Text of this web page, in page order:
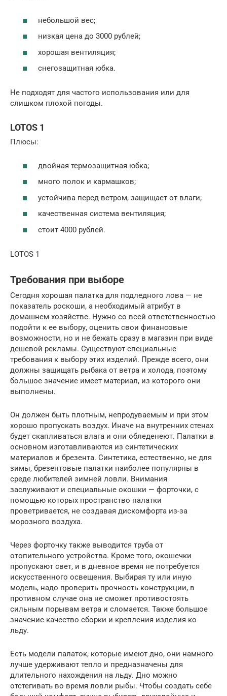
небольшой вес;
низкая цена до 3000 рублей;
хорошая вентиляция;
снегозащитная юбка.
Не подходят для частого использования или для
слишком плохой погоды.
LOTOS 1
Плюсы:
двойная термозащитная юбка;
много полок и кармашков;
устойчива перед ветром, защищает от влаги;
качественная система вентиляция;
стоит 4000 рублей.
LOTOS 1
Требования при выборе
Сегодня хорошая палатка для подледного лова — не
показатель роскоши, а необходимый атрибут в
домашнем хозяйстве. Нужно со всей ответственностью
подойти к ее выбору, оценить свои финансовые
возможности, но и не бежать сразу в магазин при виде
дешевой рекламы. Существуют специальные
требования к выбору этих изделий. Прежде всего, они
должны защищать рыбака от ветра и холода, поэтому
большое значение имеет материал, из которого они
выполнены.
Он должен быть плотным, непродуваемым и при этом
хорошо пропускать воздух. Иначе на внутренних стенах
будет скапливаться влага и они обледенеют. Палатки в
основном изготавливаются из синтетических
материалов и брезента. Синтетика, естественно, не для
зимы, брезентовые палатки наиболее популярны в
среде любителей зимней ловли. Внимания
заслуживают и специальные окошки — форточки, с
помощью которых пространство палатки
проветривается, не создавая дискомфорта из-за
морозного воздуха.
Через форточку также выводится труба от
отопительного устройства. Кроме того, окошечки
пропускают свет, и в дневное время не потребуется
искусственного освещения. Выбирая ту или иную
модель, надо проверить прочность конструкции, в
противном случае она не сможет противостоять
сильным порывам ветра и сломается. Также большое
значение качество сборки и крепления изделия ко
льду.
Есть модели палаток, которые имеют дно, они намного
лучше удерживают тепло и предназначены для
длительного нахождения на льду. Дно можно
отстегивать во время ловли рыбы. Чтобы создать себе